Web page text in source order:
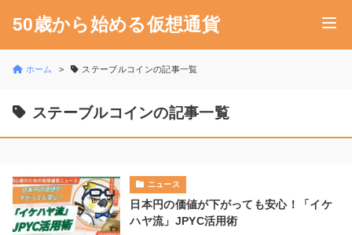
50歳から始める仮想通貨
ホーム ステーブルコインの記事一覧
ステーブルコインの記事一覧
ニュース
日本円の価値が下がっても安心！「イケ
ハヤ流」JPYC活用術